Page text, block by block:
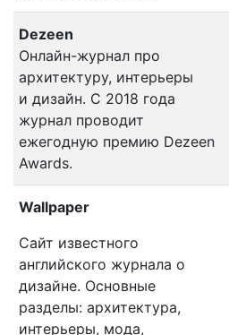
Dezeen
Онлайн-журнал про
архитектуру, интерьеры
и дизайн. С 2018 года
журнал проводит
ежегодную премию Dezeen
Awards.
Wallpaper
Сайт известного
английского журнала о
дизайне. Основные
разделы: архитектура,
интерьеры, мода,